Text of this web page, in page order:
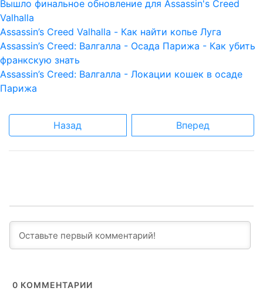
Вышло финальное обновление для Assassin's Creed
Valhalla
Assassin’s Creed Valhalla - Как найти копье Луга
Assassin’s Creed: Валгалла - Осада Парижа - Как убить
франкскую знать
Assassin’s Creed: Валгалла - Локации кошек в осаде
Парижа
Назад Вперед
0 КОММЕНТАРИИ